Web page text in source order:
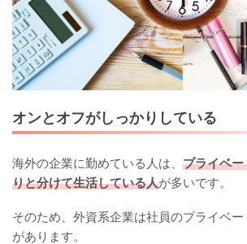
オンとオフがしっかりしている
海外の企業に勤めている人は、 プライベ
りと分けて生活している人が多いです。
そのため、外資系企業は社員のプライベ
があります。